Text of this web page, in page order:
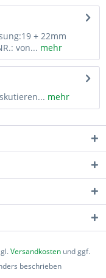
+ 22mm
von... mehr
mehr
Versandkosten und ggf.
beschrieben